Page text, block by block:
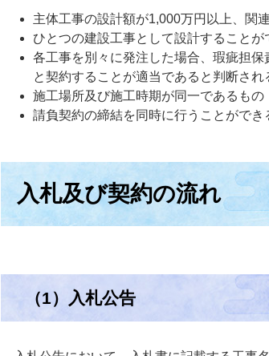
主体工事の設計額が1,000万円以上、関
ひとつの建設工事として設計すること
各工事を別々に発注した場合、瑕疵担
と契約することが適当であると判断され
施工場所及び施工時期が同一であるもの
請負契約の締結を同時に行うことができ
入札及び契約の流れ
（1）入札公告